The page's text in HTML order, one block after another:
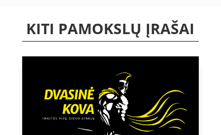
KITI PAMOKSLŲ ĮRAŠAI